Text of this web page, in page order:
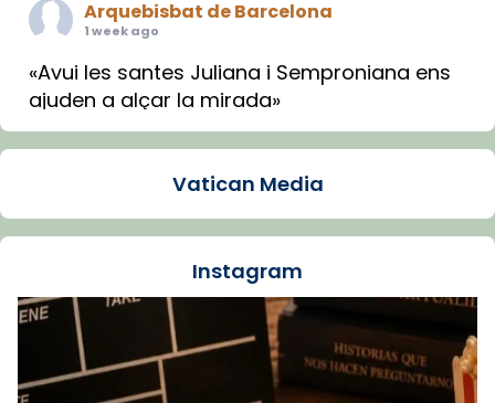
Arquebisbat de Barcelona
1 week ago
«Avui les santes Juliana i Semproniana ens
ajuden a alçar la mirada»
Mons. Sergi Gordo, bisbe de Tortosa, ha
Santes de Mataró.
🔗tinyurl.com/cvu5jmbk
Foto
View on Facebook Share
Vatican Media
Instagram